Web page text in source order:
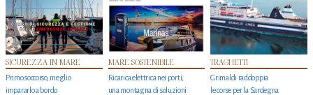
SICUREZZA IN MARE
Primo soccorso, meglio
impararlo a bordo
MARE SOSTENIBILE
Ricarica elettrica nei porti,
una montagna di soluzioni
TRAGHETTI
Grimaldi raddoppia
le corse per la Sardegna